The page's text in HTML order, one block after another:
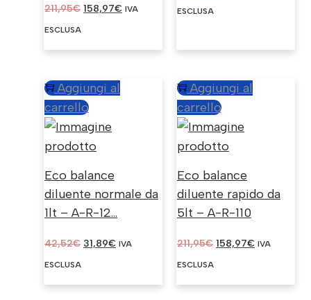
211,95€ IL
211,95€.
158,97€ILIVA
ESCLUSA
ESCLUSA
Aggiungi al
carrello
Eco balance
diluente normale da
1lt – A-R-12...
42,52€ IL
31,89€ IL
IVA
ESCLUSA
Aggiungi al
carrello
Eco balance
diluente rapido da
5lt – A-R-110
211,95€ IL
158,97€ IL
IVA
ESCLUSA